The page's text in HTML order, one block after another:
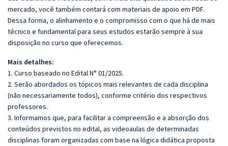
mercado, você também contará com materiais de apoio em PDF.
Dessa forma, o alinhamento e o compromisso com o que há de mais
técnico e fundamental para seus estudos estarão sempre à sua
disposição no curso que oferecemos.
Mais detalhes:
1. Curso baseado no Edital N° 01/2025.
2. Serão abordados os tópicos mais relevantes de cada disciplina
(não necessariamente todos), conforme critério dos respectivos
professores.
3. Informamos que, para facilitar a compreensão e a absorção dos
conteúdos previstos no edital, as videoaulas de determinadas
disciplinas foram organizadas com base na lógica didática proposta